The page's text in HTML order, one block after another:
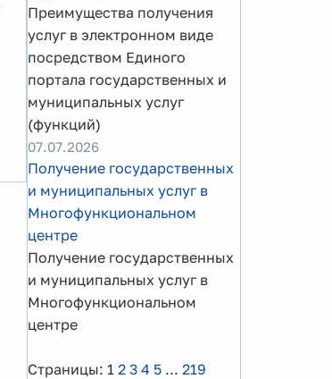
Преимущества получения
услуг в электронном виде
посредством Единого
портала государственных и
муниципальных услуг
(функций)
07.07.2026
Получение государственных
и муниципальных услуг в
Многофункциональном
центре
Получение государственных
и муниципальных услуг в
Многофункциональном
центре
Страницы: 1 2 3 4 5 ... 219